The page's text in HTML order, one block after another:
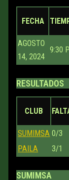
FECHA
AGOSTO
14, 2024
9:30
RESULTADOS
CLUB
SUMIMSA 0/3
PAILA
3/1
SUMIMSA